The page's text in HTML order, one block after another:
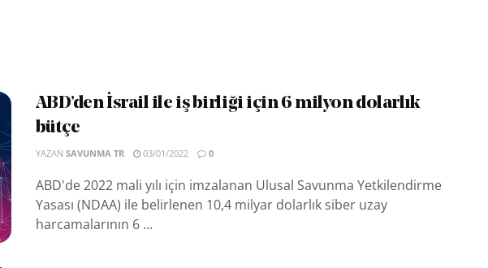
ABD’den İsrail ile iş birliği için 6 milyon dolarlık
bütçe
YAZAN SAVUNMA TR 03/01/2022 0
ABD'de 2022 mali yılı için imzalanan Ulusal Savunma Yetkilendirme
Yasası (NDAA) ile belirlenen 10,4 milyar dolarlık siber uzay
harcamalarının 6 ...